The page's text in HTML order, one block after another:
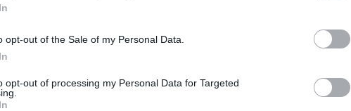
opt-out of the Sale of my Personal Data.
opt-out of processing my Personal Data for Targeted
Så väljer du rätt gym för dig – stor genomgång